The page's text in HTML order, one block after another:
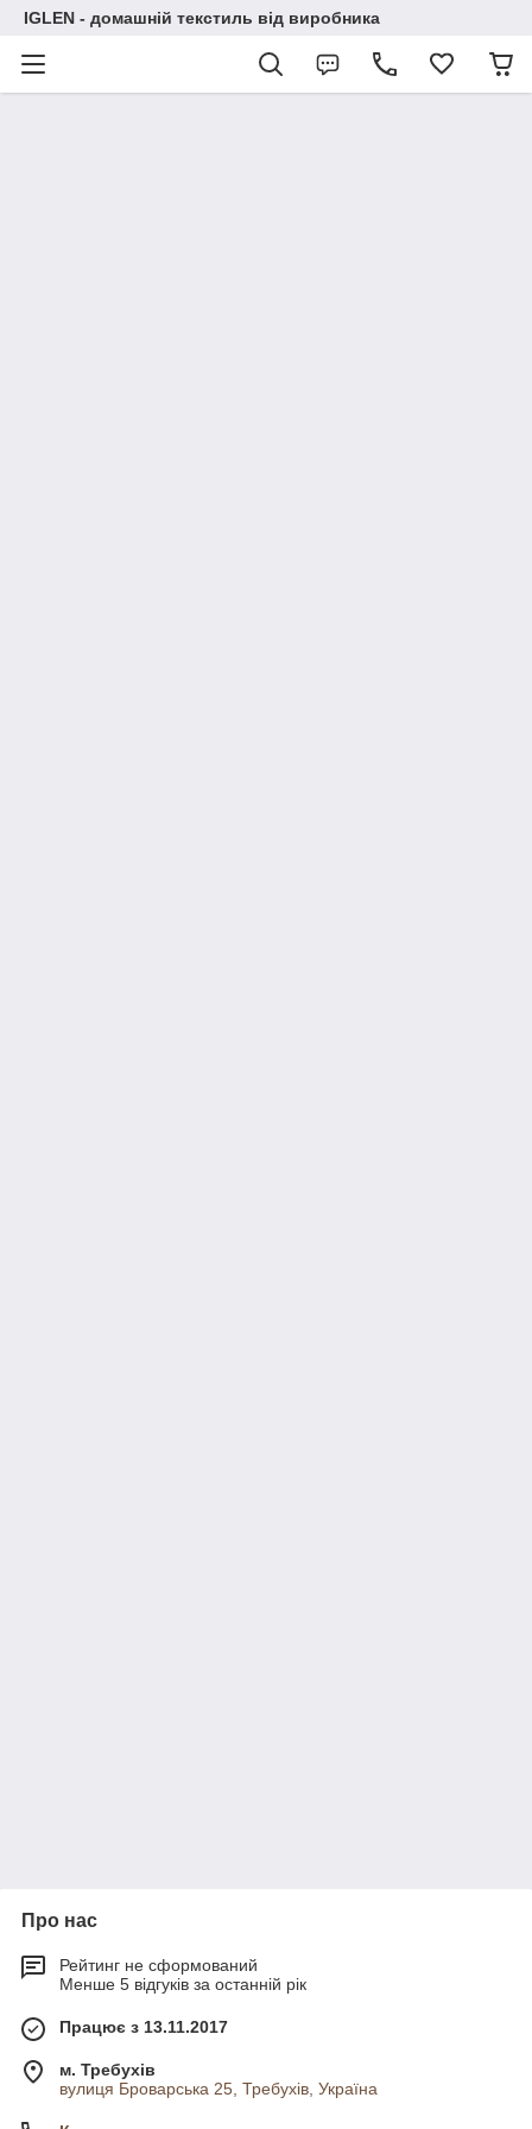
IGLEN - домашній текстиль від виробника
Про нас
Рейтинг не сформований
Менше 5 відгуків за останній рік
Працює з 13.11.2017
м. Требухів
вулиця Броварська 25, Требухів, Україна